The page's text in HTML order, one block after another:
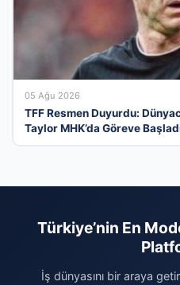
05 Ağu 2026
TFF Resmen Duyurdu:
Taylor MHK’da Göreve
Türkiye’nin En
İş dünyasını bir araya